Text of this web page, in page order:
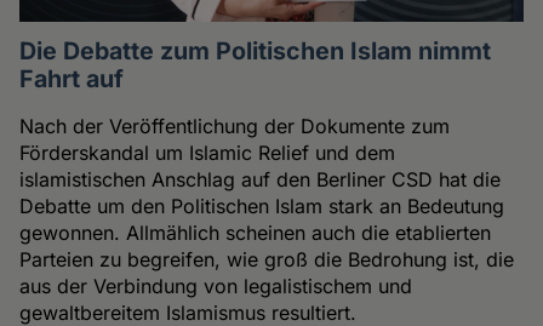
Die Debatte zum Politischen Islam nimmt
Fahrt auf
Nach der Veröffentlichung der Dokumente zum
Förderskandal um Islamic Relief und dem
islamistischen Anschlag auf den Berliner CSD hat die
Debatte um den Politischen Islam stark an Bedeutung
gewonnen. Allmählich scheinen auch die etablierten
Parteien zu begreifen, wie groß die Bedrohung ist, die
aus der Verbindung von legalistischem und
gewaltbereitem Islamismus resultiert.